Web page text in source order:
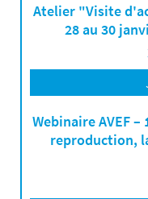
Atelier "Visite
28 au 30
Webinaire AVEF
reproduction,